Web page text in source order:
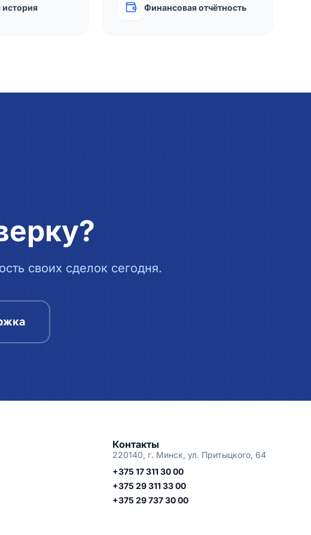
история Финансовая отчётность
своих сделок сегодня.
Контакты
220140, г. Минск, ул. Притыцкого, 64
+375 17 311 30 00
+375 29 311 33 00
+375 29 737 30 00